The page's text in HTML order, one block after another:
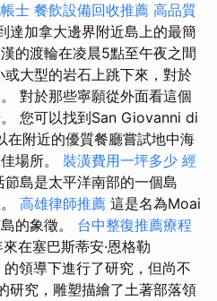
士 餐飲設備回收推薦 高品質
達加拿大邊界附近島上的最簡
的渡輪在凌晨5點至午夜之間
大型的岩石上跳下來，對於
對於那些寧願從外面看這個
您可以找到San Giovanni di
在附近的優質餐廳嘗試地中海
場所。 裝潢費用一坪多少 經
節島是太平洋南部的一個島
高雄律師推薦 這是名為Moai
的象徵。 台中整復推薦療程
在塞巴斯蒂安·恩格勒
領導下進行了研究，但尚不
研究，雕塑描繪了土著部落領